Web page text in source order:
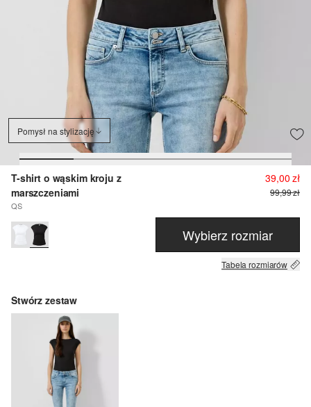
Pomysł na stylizację
T-shirt o wąskim kroju z
marszczeniami
QS
39,00 zł
99,99 zł
Wybierz rozmiar
Tabela rozmiarów
Stwórz zestaw